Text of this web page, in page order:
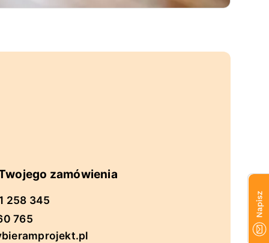
zamówienia
258 345
765